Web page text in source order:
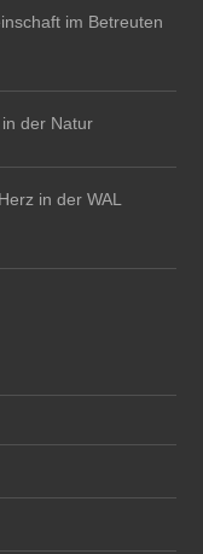
im Betreuten
der Natur
in der WAL